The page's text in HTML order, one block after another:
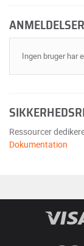
ANMELDELSER
Ingen bruger har
Ressourcer
Dokumentation